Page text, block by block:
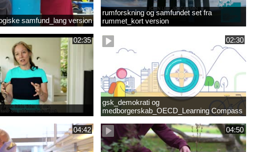
samfund_lang version
rumforskning og samfundet set fra
rummet_kort version
02:35 02:30
gsk_demokrati og
medborgerskab_OECD_Learning Compass
2030
04:42 04:50